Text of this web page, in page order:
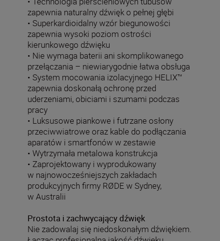
zapewnia naturalny dźwięk o pełnej głębi
• Superkardioidalny wzór biegunowości
zapewnia wysoki poziom ostrości
kierunkowego dźwięku
• Nie wymaga baterii ani skomplikowanego
przełączania – niewiarygodnie łatwa obsługa
• System mocowania izolacyjnego HELIX™
zapewnia doskonałą ochronę przed
uderzeniami, obiciami i szumami podczas
pracy
• Luksusowe piankowe i futrzane osłony
przeciwwiatrowe oraz kable do podłączania
aparatów i smartfonów w zestawie
• Wytrzymała metalowa konstrukcja
• Zaprojektowany i wyprodukowany
w najnowocześniejszych zakładach
produkcyjnych firmy RØDE w Sydney,
w Australii
Prostota i zachwycający dźwięk
Nie zadowalaj się niedoskonałym dźwiękiem.